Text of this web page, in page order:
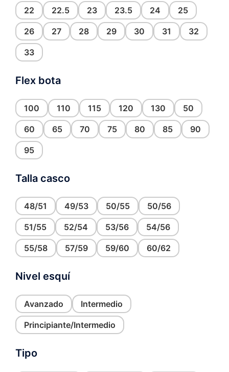
22 22.5 23 23.5 24 25
26 27 28 29 30 31 32
33
Flex bota
100 110 115 120 130 50
60 65 70 75 80 85 90
95
Talla casco
48/51 49/53 50/55 50/56
51/55 52/54 53/56 54/56
55/58 57/59 59/60 60/62
Nivel esquí
Avanzado Intermedio
Principiante/Intermedio
Tipo